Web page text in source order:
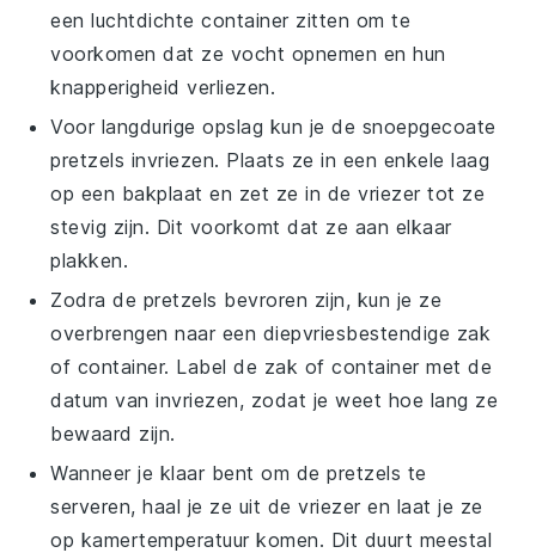
een luchtdichte container zitten om te
voorkomen dat ze vocht opnemen en hun
knapperigheid verliezen.
Voor langdurige opslag kun je de snoepgecoate
pretzels invriezen. Plaats ze in een enkele laag
op een bakplaat en zet ze in de vriezer tot ze
stevig zijn. Dit voorkomt dat ze aan elkaar
plakken.
Zodra de pretzels bevroren zijn, kun je ze
overbrengen naar een diepvriesbestendige zak
of container. Label de zak of container met de
datum van invriezen, zodat je weet hoe lang ze
bewaard zijn.
Wanneer je klaar bent om de pretzels te
serveren, haal je ze uit de vriezer en laat je ze
op kamertemperatuur komen. Dit duurt meestal